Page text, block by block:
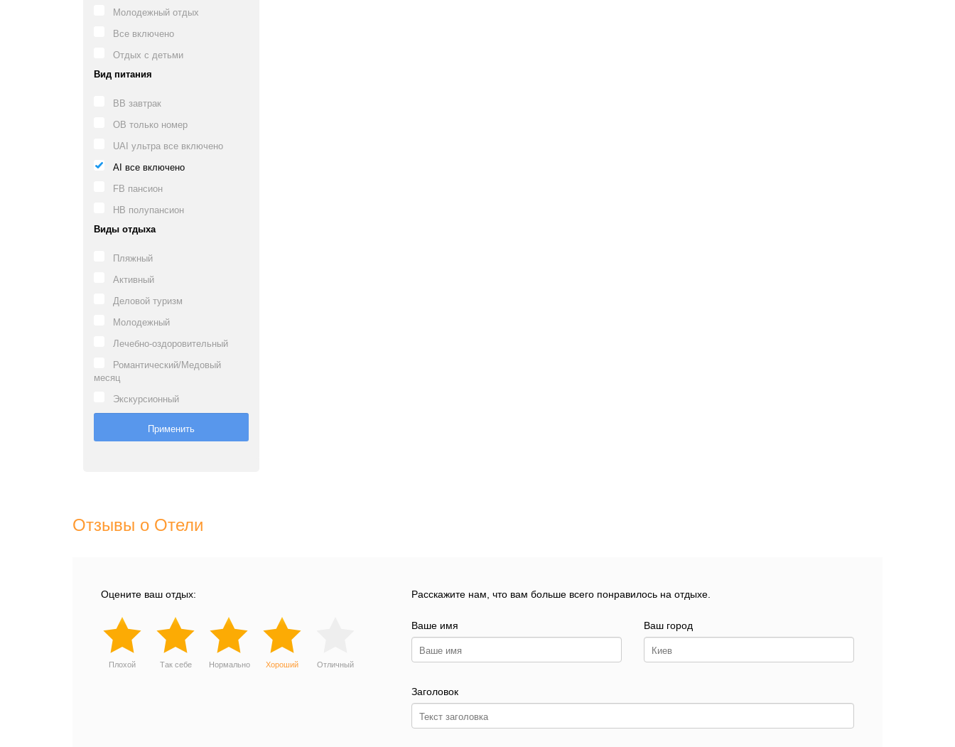
Молодежный отдых
Все включено
Отдых с детьми
Вид питания
BB завтрак
OB только номер
UAI ультра все включено
AI все включено
FB пансион
HB полупансион
Виды отдыха
Пляжный
Активный
Деловой туризм
Молодежный
Лечебно-оздоровительный
Романтический/Медовый
месяц
Экскурсионный
Отзывы о Отели
Оцените ваш отдых:
Плохой Так себе Нормально Хороший Отличный
Расскажите нам, что вам больше всего понравилось на отдыхе.
Ваше имя Ваш город
Заголовок